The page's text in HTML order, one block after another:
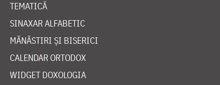
TEMATICĂ
SINAXAR ALFABETIC
MĂNĂSTIRI ȘI BISERICI
CALENDAR ORTODOX
WIDGET DOXOLOGIA